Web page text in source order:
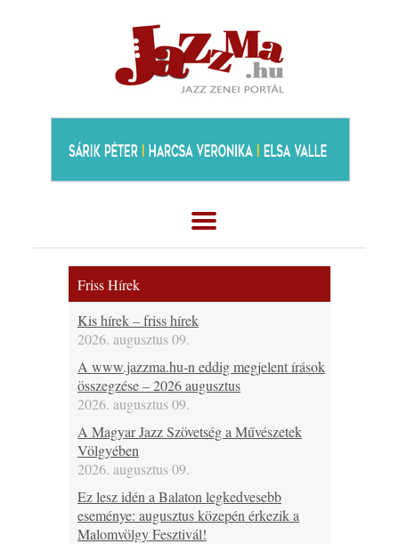
Friss Hírek
Kis hírek – friss hírek
2026. augusztus 09.
A www.jazzma.hu-n eddig megjelent írások
összegzése – 2026 augusztus
2026. augusztus 09.
A Magyar Jazz Szövetség a Művészetek
Völgyében
2026. augusztus 09.
Ez lesz idén a Balaton legkedvesebb
eseménye: augusztus közepén érkezik a
Malomvölgy Fesztivál!